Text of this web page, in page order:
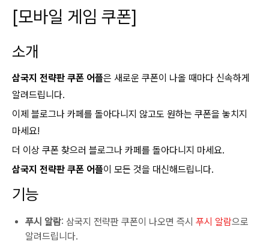
[모바일 게임 쿠폰]
소개
삼국지 전략판 쿠폰 어플은 새로운 쿠폰이 나올 때마다 신속하게
알려드립니다.
이제 블로그나 카페를 돌아다니지 않고도 원하는 쿠폰을 놓치지
마세요!
더 이상 쿠폰 찾으러 블로그나 카페를 돌아다니지 마세요.
삼국지 전략판 쿠폰 어플이 모든 것을 대신해드립니다.
기능
푸시 알람: 삼국지 전략판 쿠폰이 나오면 즉시 푸시 알람으로
알려드립니다.